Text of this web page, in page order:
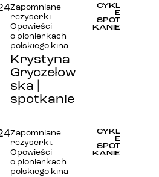
Zapomniane
reżyserki.
Opowieści
o pionierkach
polskiego kina
Krystyna
Gryczełow
ska |
spotkanie
CYKL
E
SPOT
KANIE
Zapomniane
reżyserki.
Opowieści
o pionierkach
polskiego kina
CYKL
E
SPOT
KANIE